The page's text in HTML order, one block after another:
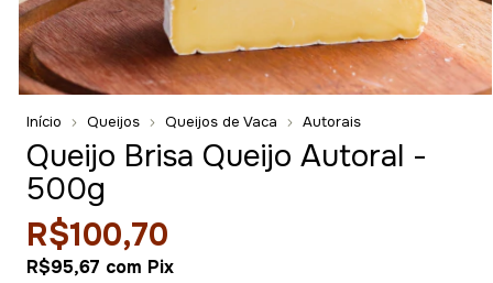
Início Queijos Queijos de Vaca Autorais
Queijo Brisa Queijo Autoral -
500g
R$100,70
R$95,67 com Pix